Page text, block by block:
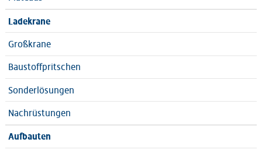
Ladekrane
Großkrane
Baustoffpritschen
Sonderlösungen
Nachrüstungen
Aufbauten